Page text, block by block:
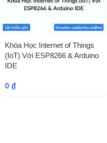
Khóa Học Internet of Things
(IoT) Với ESP8266 & Arduino
IDE
0 ₫